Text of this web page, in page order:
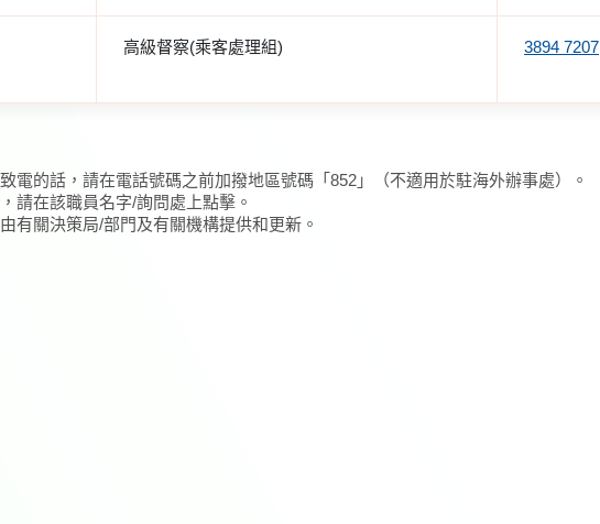
高級督察(乘客處理組) 3894 7207
電的話，請在電話號碼之前加撥地區號碼「852」（不適用於駐海外辦事處）。
請在該職員名字/詢問處上點擊。
有關決策局/部門及有關機構提供和更新。